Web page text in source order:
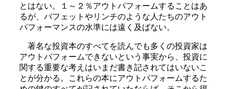
とはない。１～２％アウトパフォームすることはあ
るが、バフェットやリンチのような人たちのアウト
パフォーマンスの水準には遠く及ばない。
著名な投資本のすべてを読んでも多くの投資家は
アウトパフォームできないという事実から、投資に
関する重要な考えはいまだ書き記されてはいないこ
とが分かる。これらの本にアウトパフォームするた